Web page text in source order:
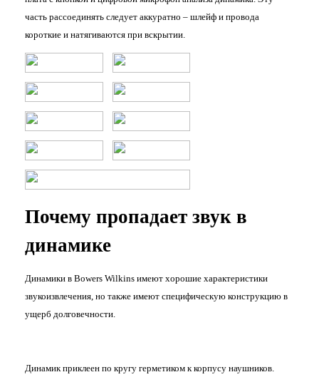
часть рассоединять следует аккуратно – шлейф и провода
короткие и натягиваются при вскрытии.
Почему пропадает звук в
динамике
Динамики в Bowers Wilkins имеют хорошие характеристики
звукоизвлечения, но также имеют специфическую конструкцию в
ущерб долговечности.
Динамик приклеен по кругу герметиком к корпусу наушников.